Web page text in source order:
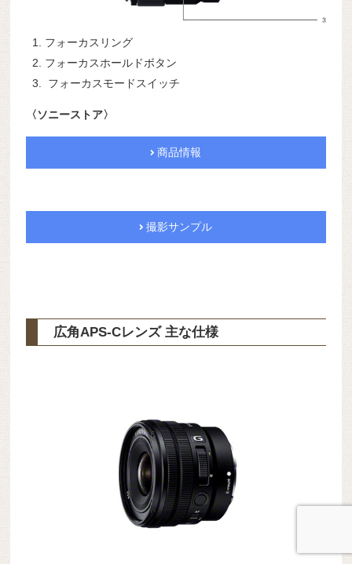
フォーカスリング
フォーカスホールドボタン
フォーカスモードスイッチ
〈ソニーストア〉
商品情報
撮影サンプル
広角APS-Cレンズ 主な仕様